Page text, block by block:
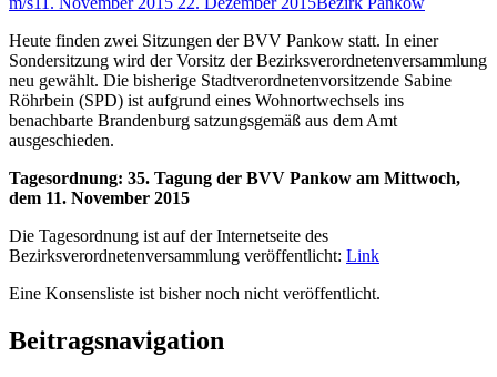
Heute finden zwei Sitzungen der BVV Pankow statt. In einer
Sondersitzung wird der Vorsitz der Bezirksverordnetenversammlung
neu gewählt. Die bisherige Stadtverordnetenvorsitzende Sabine
Röhrbein (SPD) ist aufgrund eines Wohnortwechsels ins
benachbarte Brandenburg satzungsgemäß aus dem Amt
ausgeschieden.
Tagesordnung: 35. Tagung der BVV Pankow am Mittwoch,
dem 11. November 2015
Die Tagesordnung ist auf der Internetseite des
Bezirksverordnetenversammlung veröffentlicht: Link
Eine Konsensliste ist bisher noch nicht veröffentlicht.
Beitragsnavigation